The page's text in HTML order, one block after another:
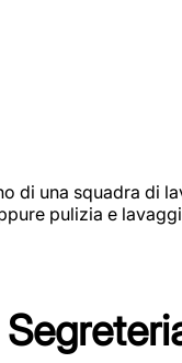
di una squadra
pulizia e